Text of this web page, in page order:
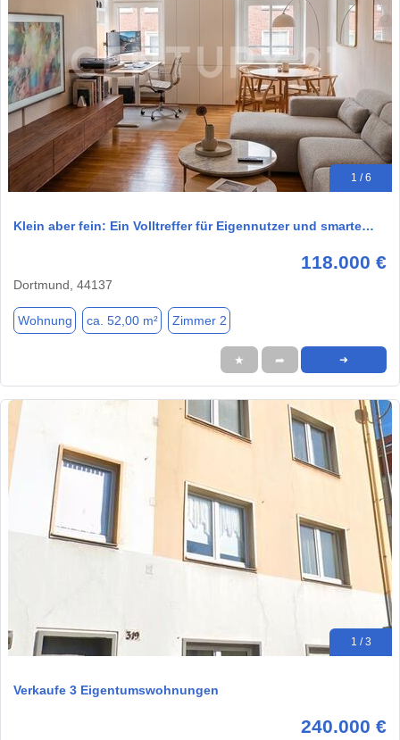
1 / 6
Klein aber fein: Ein Volltreffer für Eigennutzer und smarte…
118.000 €
Dortmund, 44137
Wohnung ca. 52,00 m² Zimmer 2
★ ➦ ➜
1 / 3
Verkaufe 3 Eigentumswohnungen
240.000 €